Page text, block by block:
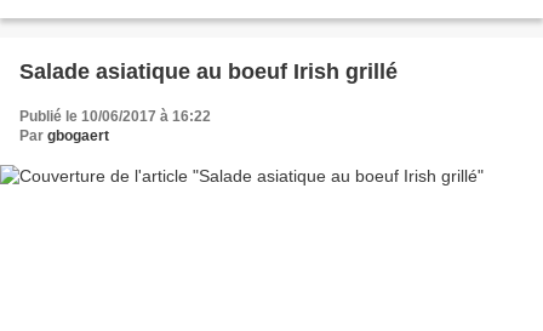
Salade asiatique au boeuf Irish grillé
Publié le 10/06/2017 à 16:22
Par gbogaert